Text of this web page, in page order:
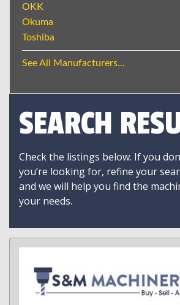
OKK
Okuma
Toshiba
See All Manufacturers...
SEARCH
Check the listings below. If you
you’re looking for, refine your
and we will help you find the
your needs.